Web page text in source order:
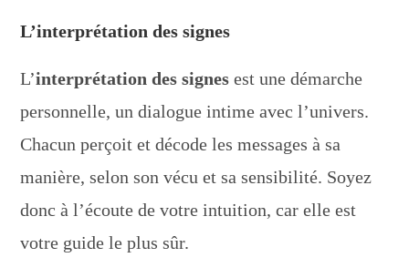
L’interprétation des signes
L’interprétation des signes est une démarche
personnelle, un dialogue intime avec l’univers.
Chacun perçoit et décode les messages à sa
manière, selon son vécu et sa sensibilité. Soyez
donc à l’écoute de votre intuition, car elle est
votre guide le plus sûr.